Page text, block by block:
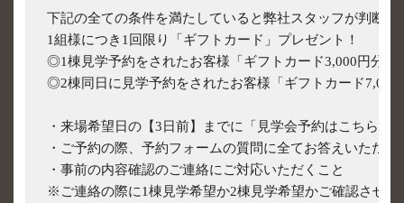
下記の全ての条件を満たしていると弊社スタッフが判断し
1組様につき1回限り「ギフトカード」プレゼント！
◎1棟見学予約をされたお客様「ギフトカード3,000円分」
◎2棟同日に見学予約をされたお客様「ギフトカード7,000
・来場希望日の【3日前】までに「見学会予約はこちら」
・ご予約の際、予約フォームの質問に全てお答えいただく
・事前の内容確認のご連絡にご対応いただくこと
※ご連絡の際に1棟見学希望か2棟見学希望かご確認させて